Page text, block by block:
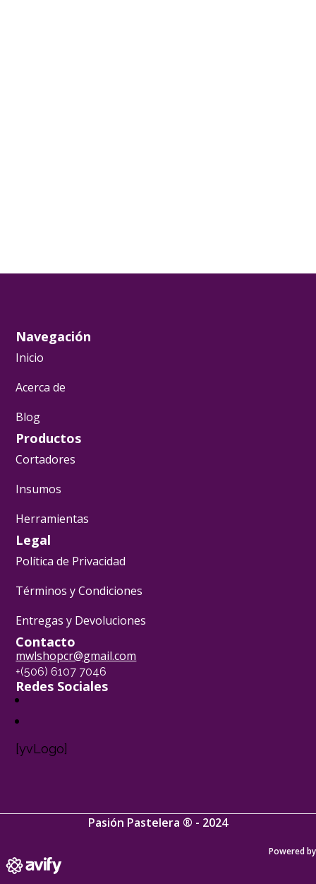
Navegación
Inicio
Acerca de
Blog
Productos
Cortadores
Insumos
Herramientas
Legal
Política de Privacidad
Términos y Condiciones
Entregas y Devoluciones
Contacto
mwlshopcr@gmail.com
+(506) 6107 7046
Redes Sociales
[yvLogo]
Pasión Pastelera ® - 2024
Powered by